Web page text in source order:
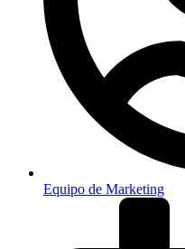
Equipo de Marketing